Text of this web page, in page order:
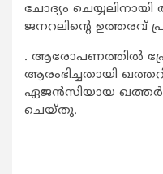
ചോദ്യം
ജനറലിന്റെ ഉത്തരവ്
. ആരോപണത്തില്‍
ആരംഭിച്ചതായി
ഏജന്‍സിയായ ഖത്തര്‍
ചെയ്തു.